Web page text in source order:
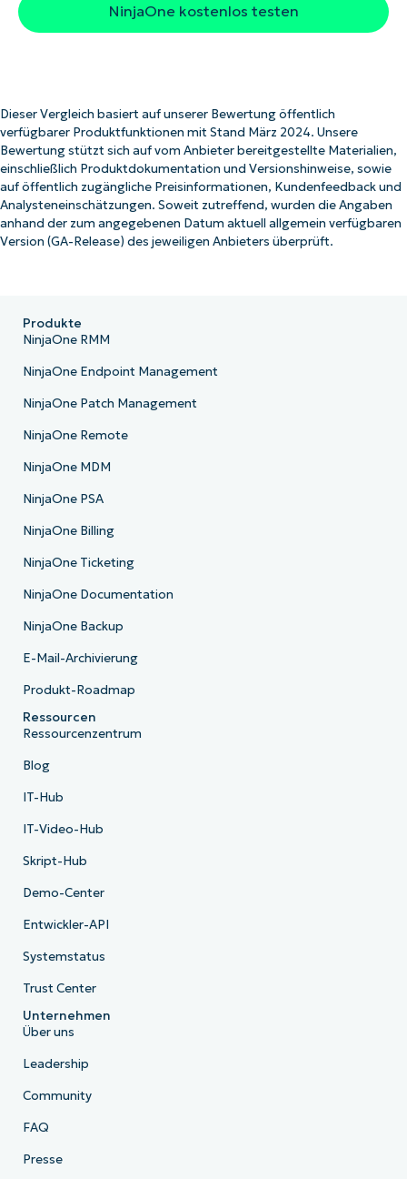
NinjaOne kostenlos testen
Dieser Vergleich basiert auf unserer Bewertung öffentlich
verfügbarer Produktfunktionen mit Stand März 2024. Unsere
Bewertung stützt sich auf vom Anbieter bereitgestellte Materialien,
einschließlich Produktdokumentation und Versionshinweise, sowie
auf öffentlich zugängliche Preisinformationen, Kundenfeedback und
Analysteneinschätzungen. Soweit zutreffend, wurden die Angaben
anhand der zum angegebenen Datum aktuell allgemein verfügbaren
Version (GA-Release) des jeweiligen Anbieters überprüft.
Produkte
NinjaOne RMM
NinjaOne Endpoint Management
NinjaOne Patch Management
NinjaOne Remote
NinjaOne MDM
NinjaOne PSA
NinjaOne Billing
NinjaOne Ticketing
NinjaOne Documentation
NinjaOne Backup
E-Mail-Archivierung
Produkt-Roadmap
Ressourcen
Ressourcenzentrum
Blog
IT-Hub
IT-Video-Hub
Skript-Hub
Demo-Center
Entwickler-API
Systemstatus
Trust Center
Unternehmen
Über uns
Leadership
Community
FAQ
Presse